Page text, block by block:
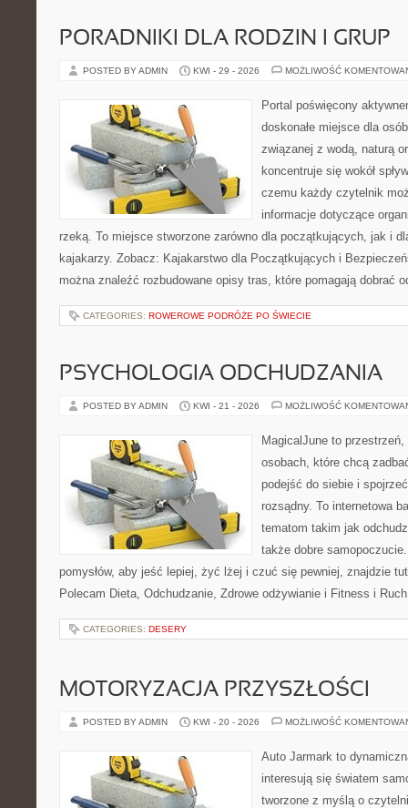
PORADNIKI DLA RODZIN I GRUP
POSTED BY ADMIN KWI - 29 - 2026 MOŻLIWOŚĆ
Portal poświęcony
doskonałe miejsce dla
związanej z wodą, naturą
koncentruje się wokół
czemu każdy czytelnik
informacje dotyczące
rzeką. To miejsce stworzone zarówno dla początkujących, jak i
kajakarzy. Zobacz: Kajakarstwo dla Początkujących i
można znaleźć rozbudowane opisy tras, które pomagają dobrać
CATEGORIES: ROWEROWE PODRÓŻE PO ŚWIECIE
PSYCHOLOGIA ODCHUDZANIA
POSTED BY ADMIN KWI - 21 - 2026 MOŻLIWOŚĆ
MagicalJune to
osobach, które chcą
podejść do siebie i
rozsądny. To internetowa
tematom takim jak
także dobre
pomysłów, aby jeść lepiej, żyć lżej i czuć się pewniej, znajdzie
Polecam Dieta, Odchudzanie, Zdrowe odżywianie i Fitness i
CATEGORIES: DESERY
MOTORYZACJA PRZYSZŁOŚCI
POSTED BY ADMIN KWI - 20 - 2026 MOŻLIWOŚĆ
Auto Jarmark to
interesują się światem
tworzone z myślą o